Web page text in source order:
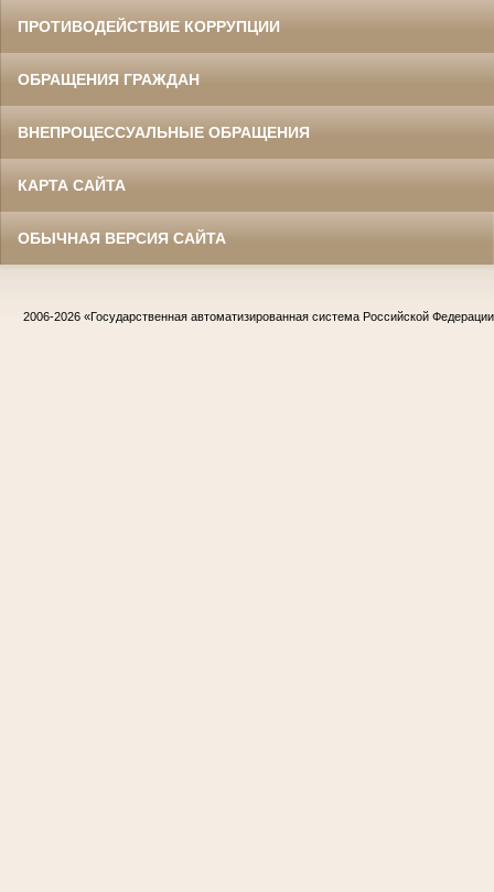
ПРОТИВОДЕЙСТВИЕ КОРРУПЦИИ
ОБРАЩЕНИЯ ГРАЖДАН
ВНЕПРОЦЕССУАЛЬНЫЕ ОБРАЩЕНИЯ
КАРТА САЙТА
ОБЫЧНАЯ ВЕРСИЯ САЙТА
2006-2026 «Государственная автоматизированная система Российской